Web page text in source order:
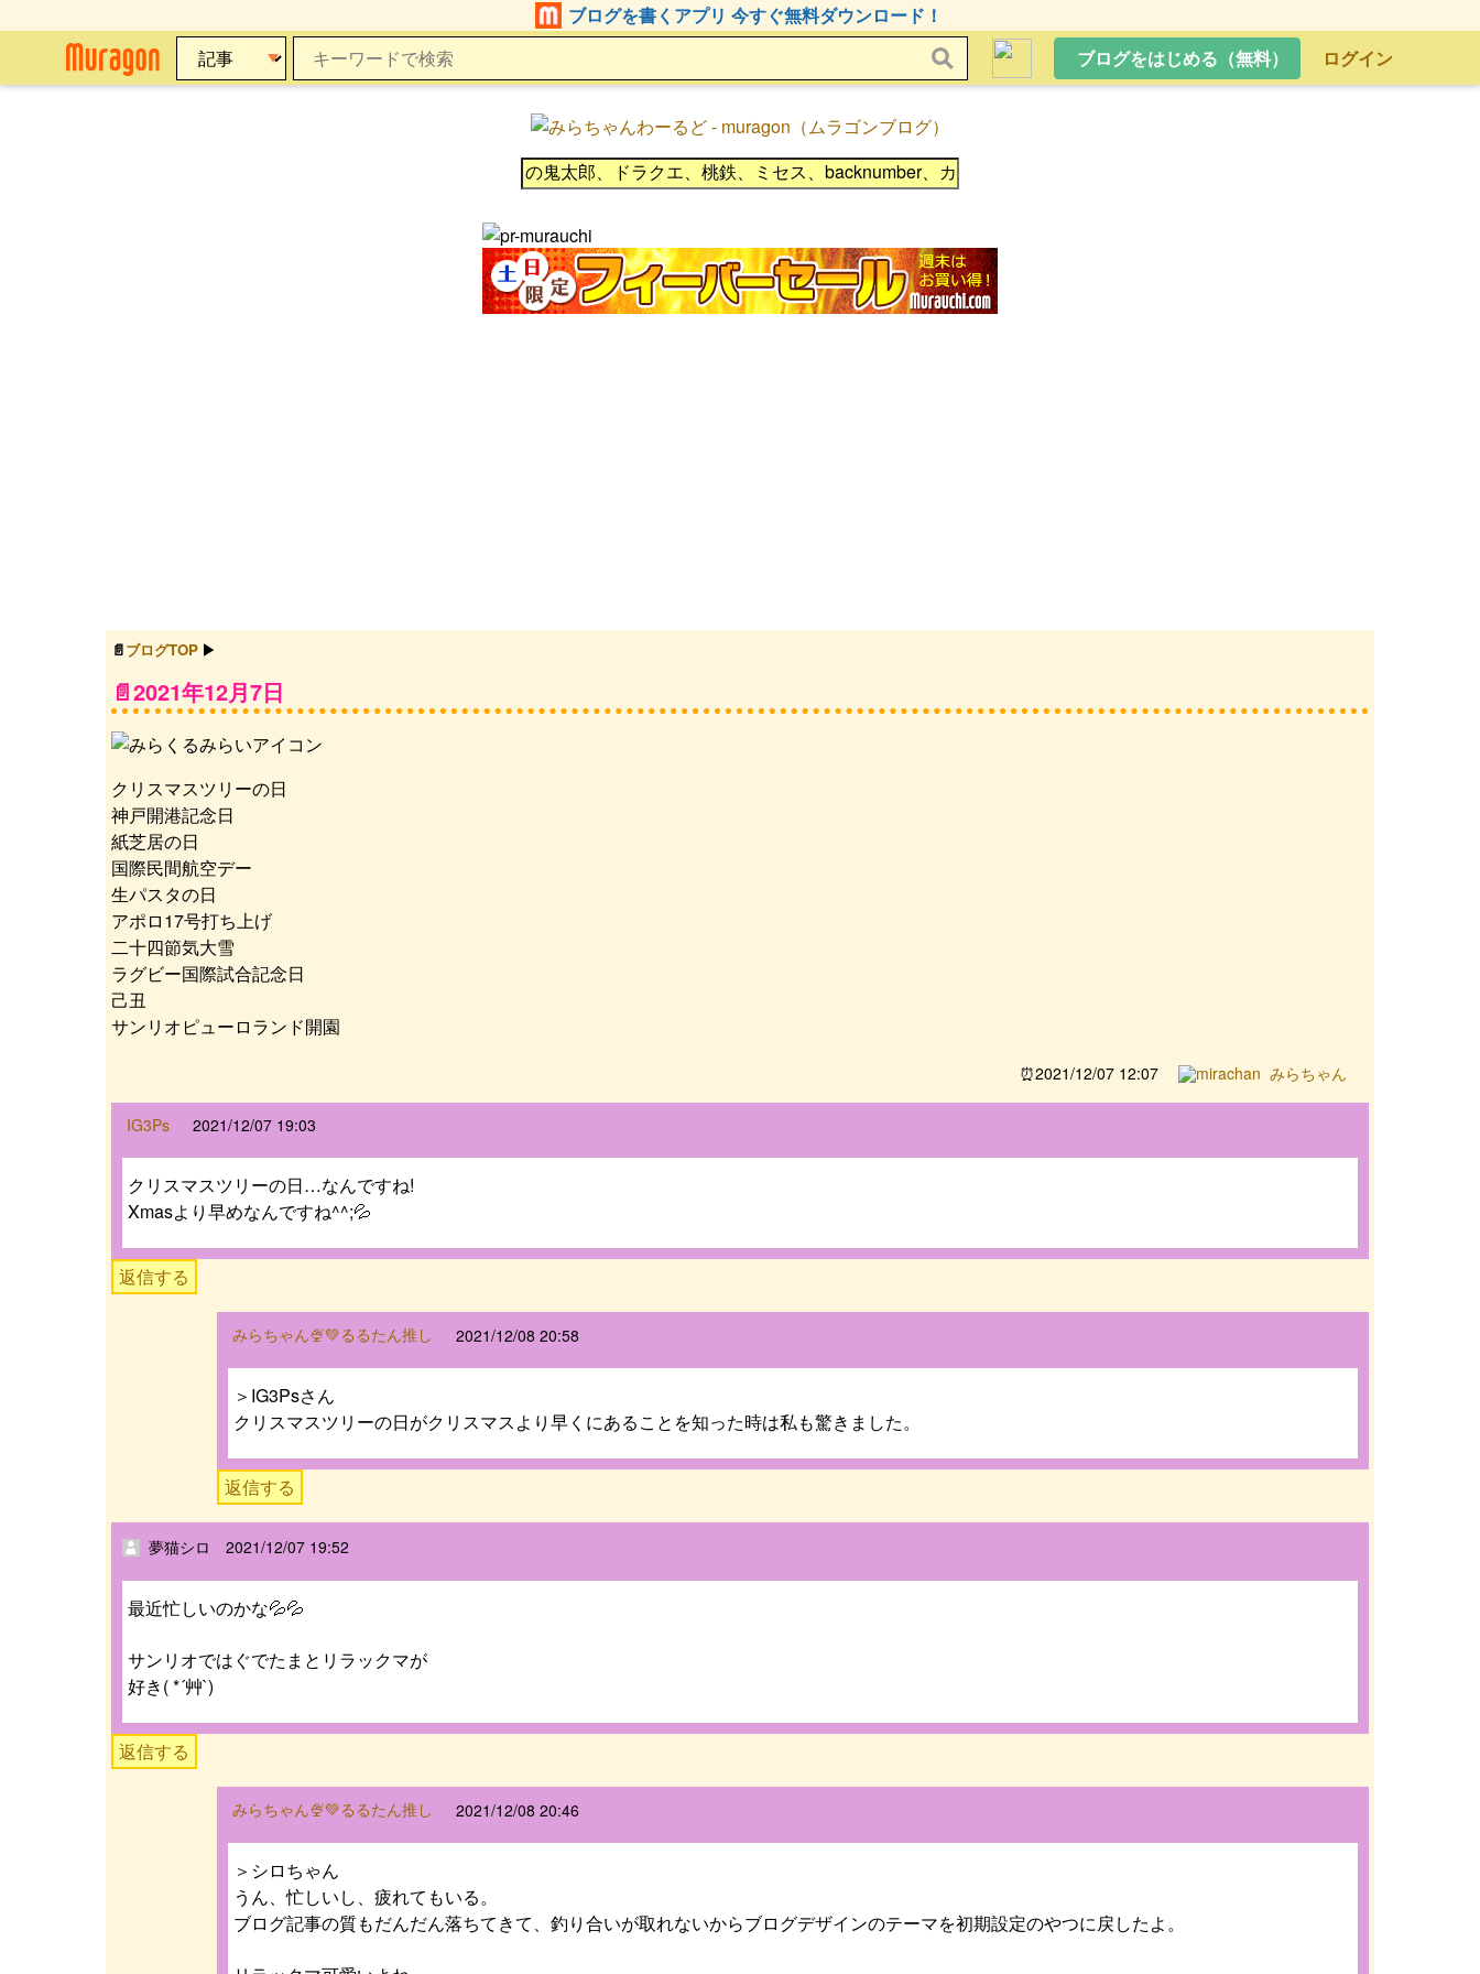
ブログを書くアプリ 今すぐ無料ダウンロード！
ブログをはじめる（無料）
ログイン
ブログTOP
2021年12月7日
クリスマスツリーの日
神戸開港記念日
紙芝居の日
国際民間航空デー
生パスタの日
アポロ17号打ち上げ
二十四節気大雪
ラグビー国際試合記念日
己丑
サンリオピューロランド開園
2021/12/07 12:07 みらちゃん
IG3Ps 2021/12/07 19:03
クリスマスツリーの日…なんですね!
Xmasより早めなんですね^^;💦
返信する
みらちゃん🍨💚るるたん推し 2021/12/08 20:58
＞IG3Psさん
クリスマスツリーの日がクリスマスより早くにあることを知った時は私も驚きました。
返信する
夢猫シロ 2021/12/07 19:52
最近忙しいのかな💦💦
サンリオではぐでたまとリラックマが
好き( *´艸`)
返信する
みらちゃん🍨💚るるたん推し 2021/12/08 20:46
＞シロちゃん
うん、忙しいし、疲れてもいる。
ブログ記事の質もだんだん落ちてきて、釣り合いが取れないからブログデザインのテーマを初期設定のやつに戻したよ。